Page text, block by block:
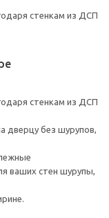
стенкам из ДСП
стенкам из ДСП
дверцу без шурупов,
ваших стен шурупы,